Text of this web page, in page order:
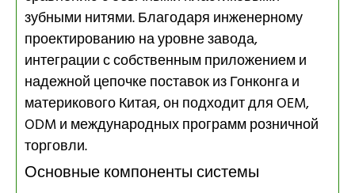
зубными нитями. Благодаря инженерному
проектированию на уровне завода,
интеграции с собственным приложением и
надежной цепочке поставок из Гонконга и
материкового Китая, он подходит для OEM,
ODM и международных программ розничной
торговли.
Основные компоненты системы